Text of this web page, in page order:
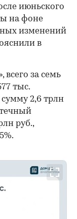
июньского
на фоне
изменений
в
за семь
тыс.
2,6 трлн
руб.,